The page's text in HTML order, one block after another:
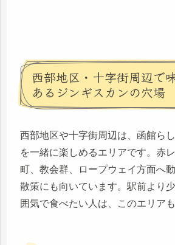
西部地区・十字街周辺で
あるジンギスカンの穴場
西部地区や十字街周辺は、函館ら
を一緒に楽しめるエリアです。赤
町、教会群、ロープウェイ方面へ
散策にも向いています。駅前より
囲気で食べたい人は、このエリア